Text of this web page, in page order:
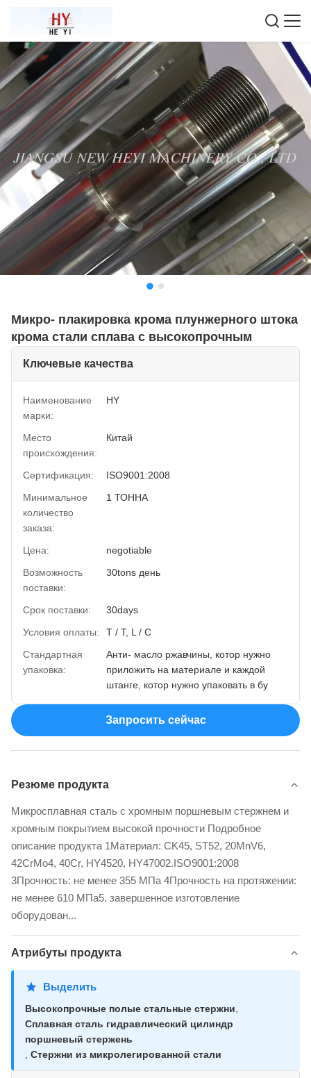
Микро- плакировка крома плунжерного штока
крома стали сплава с высокопрочным
Ключевые качества
Наименование
марки:
HY
Место
происхождения:
Китай
Сертификация:
ISO9001:2008
Минимальное
количество
заказа:
1 ТОННА
Цена:
negotiable
Возможность
поставки:
30tons день
Срок поставки:
30days
Условия оплаты:
T / T, L / C
Стандартная
упаковка:
Анти- масло ржавчины, котор нужно
приложить на материале и каждой
штанге, котор нужно упаковать в бу
Запросить сейчас
Резюме продукта
Микросплавная сталь с хромным поршневым стержнем и
хромным покрытием высокой прочности Подробное
описание продукта 1Материал: CK45, ST52, 20MnV6,
42CrMo4, 40Cr, HY4520, HY47002.ISO9001:2008
3Прочность: не менее 355 МПа 4Прочность на протяжении:
не менее 610 МПа5. завершенное изготовление
оборудован...
Атрибуты продукта
Выделить
Высокопрочные полые стальные стержни
Сплавная сталь гидравлический цилиндр
поршневый стержень
Стержни из микролегированной стали